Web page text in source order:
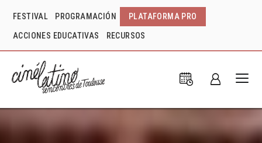
FESTIVAL PROGRAMACIÓN PLATAFORMA PRO
ACCIONES EDUCATIVAS RECURSOS